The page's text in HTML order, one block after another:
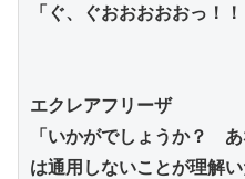
「ぐ、ぐおおおおおっ！！
エクレアフリーザ
「いかがでしょうか？　
は通用しないことが理解い